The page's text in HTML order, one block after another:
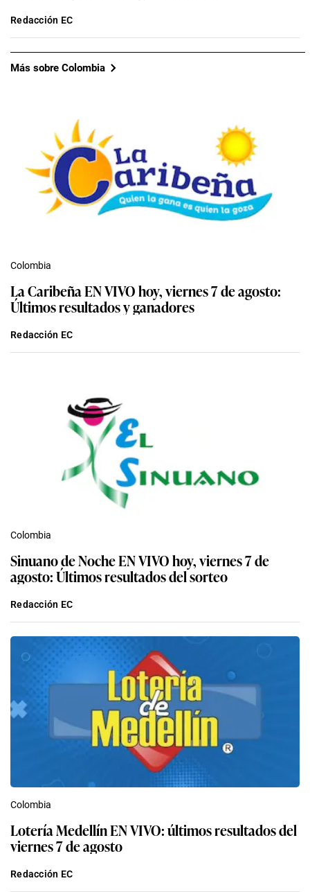
Redacción EC
Más sobre Colombia
Colombia
La Caribeña EN VIVO hoy, viernes 7 de agosto:
Últimos resultados y ganadores
Redacción EC
Colombia
Sinuano de Noche EN VIVO hoy, viernes 7 de
agosto: Últimos resultados del sorteo
Redacción EC
Colombia
Lotería Medellín EN VIVO: últimos resultados del
viernes 7 de agosto
Redacción EC